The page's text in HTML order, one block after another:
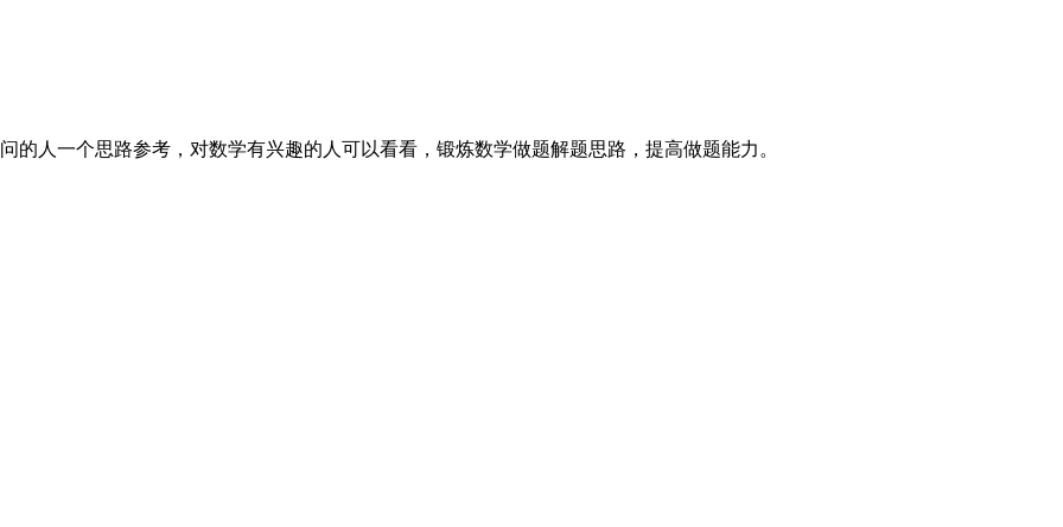
人一个思路参考，对数学有兴趣的人可以看看，锻炼数学做题解题思路，提高做题能力。